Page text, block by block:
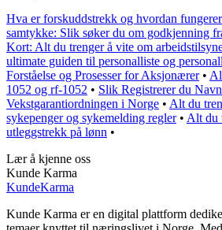
Hva er forskuddstrekk og hvordan
samtykke: Slik søker du om godkjenning
Kort: Alt du trenger å vite om
ultimate guiden til personalliste og
Forståelse og Prosesser for Aksjonærer•
1052 og rf-1052 • Slik Registrerer du
Vekstgarantiordningen i Norge • Alt du
sykepenger og sykemelding regler• Alt du
utleggstrekk på lønn •
Lær å kjenne oss
Kunde Karma
KundeKarma
Kunde Karma er en digital plattform